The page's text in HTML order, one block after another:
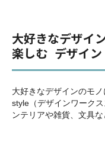
大好きなデザイ
楽しむ デザイ
大好きなデザインのモ
style（デザインワークス
ンテリアや雑貨、文具